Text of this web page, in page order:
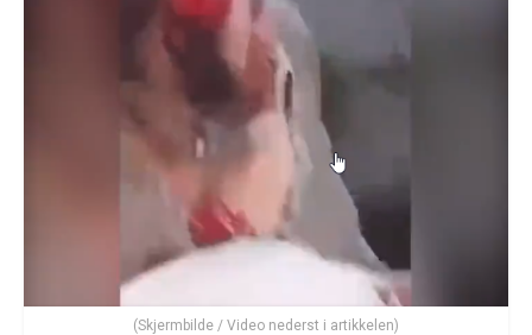
(Skjermbilde / Video nederst i artikkelen)